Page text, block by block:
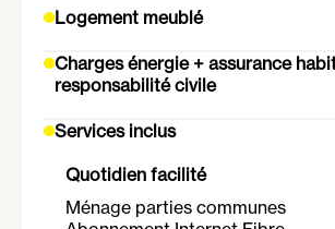
Logement meublé
Charges énergie + assurance
responsabilité civile
Services inclus
Quotidien facilité
Ménage parties communes